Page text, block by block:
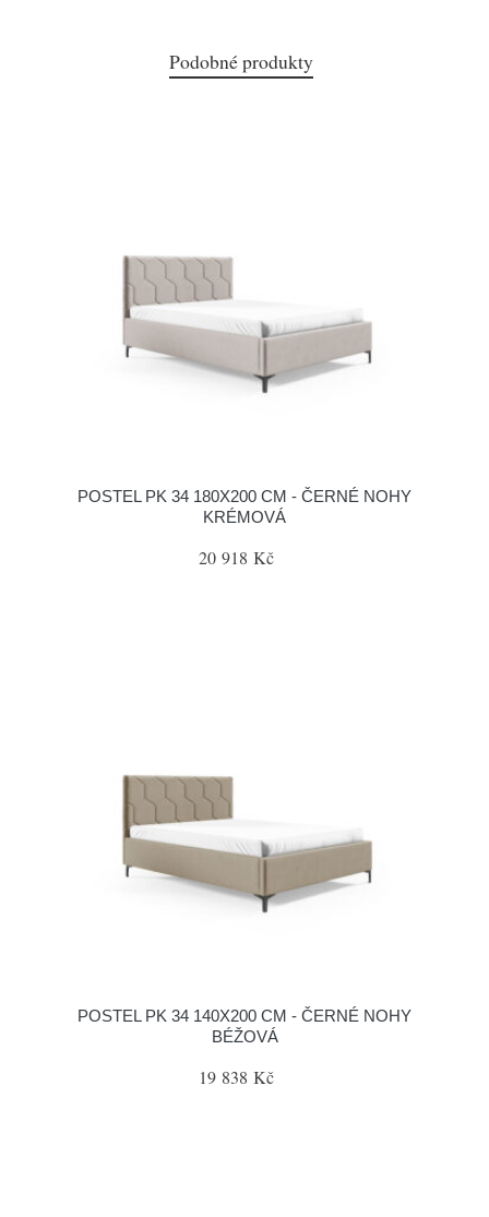
Podobné produkty
POSTEL PK 34 180X200 CM - ČERNÉ NOHY
KRÉMOVÁ
20 918 Kč
POSTEL PK 34 140X200 CM - ČERNÉ NOHY
BÉŽOVÁ
19 838 Kč